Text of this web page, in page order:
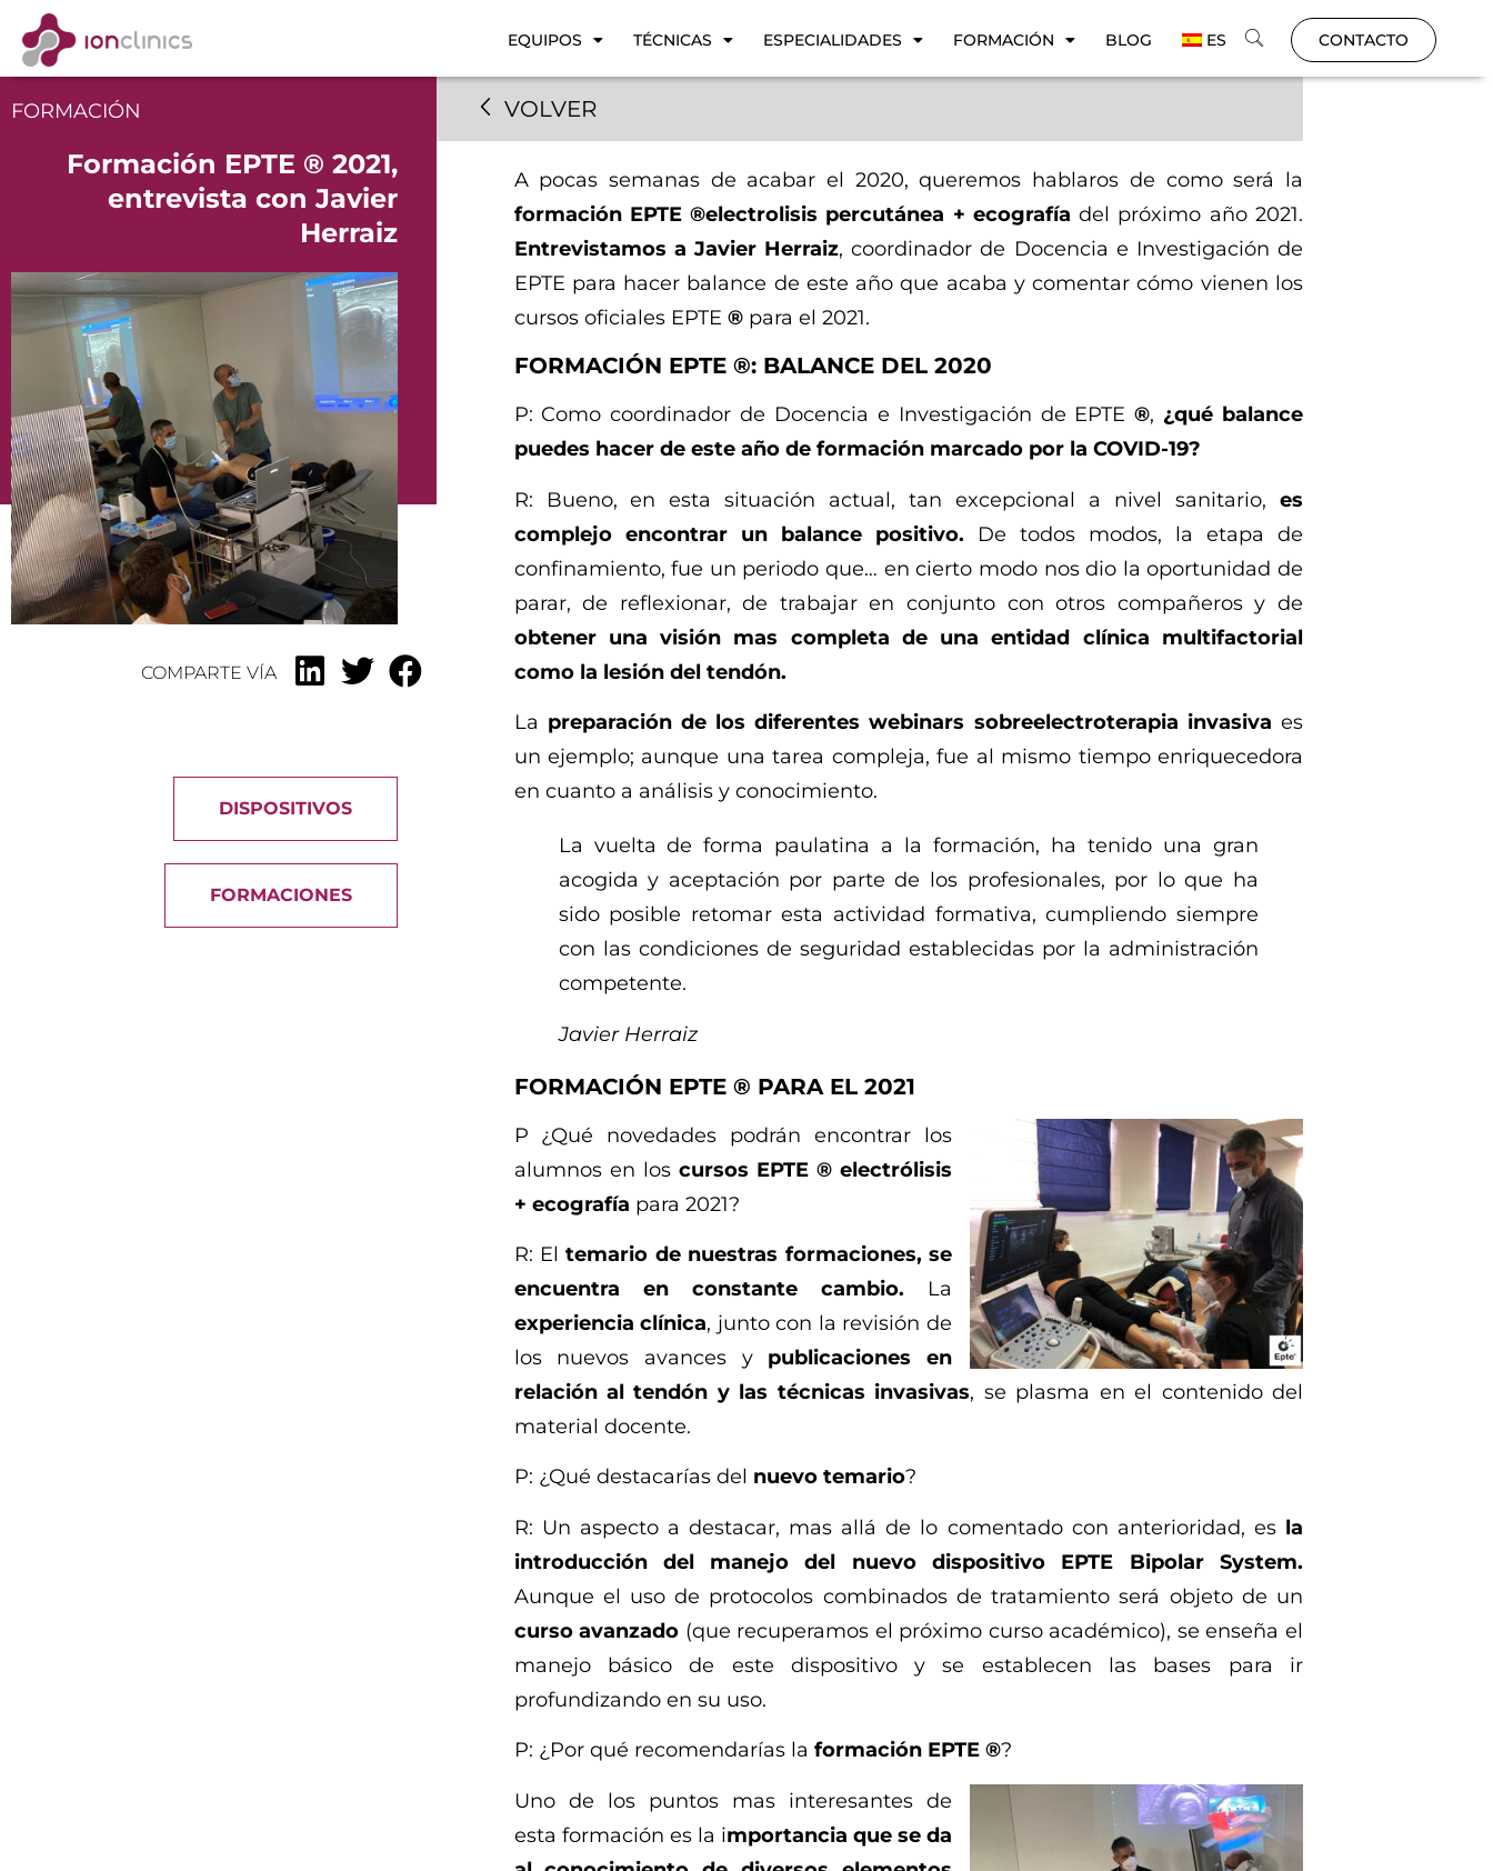
EQUIPOS TÉCNICAS ESPECIALIDADES FORMACIÓN BLOG ES CONTACTO
FORMACIÓN
Formación EPTE ® 2021,
entrevista con Javier
Herraiz
COMPARTE VÍA
DISPOSITIVOS
FORMACIONES
VOLVER
A pocas semanas de acabar el 2020, queremos hablaros de como será la
formación EPTE ®electrolisis percutánea + ecografía del próximo año 2021.
Entrevistamos a Javier Herraiz, coordinador de Docencia e Investigación de
EPTE para hacer balance de este año que acaba y comentar cómo vienen los
cursos oficiales EPTE ® para el 2021.
FORMACIÓN EPTE ®: BALANCE DEL 2020
P: Como coordinador de Docencia e Investigación de EPTE®, ¿qué balance
puedes hacer de este año de formación marcado por la COVID-19?
R: Bueno, en esta situación actual, tan excepcional a nivel sanitario, es
complejo encontrar un balance positivo. De todos modos, la etapa de
confinamiento, fue un periodo que… en cierto modo nos dio la oportunidad de
parar, de reflexionar, de trabajar en conjunto con otros compañeros y de
obtener una visión mas completa de una entidad clínica multifactorial
como la lesión del tendón.
La preparación de los diferentes webinars sobreelectroterapia invasivaes
un ejemplo; aunque una tarea compleja, fue al mismo tiempo enriquecedora
en cuanto a análisis y conocimiento.
La vuelta de forma paulatina a la formación, ha tenido una gran
acogida y aceptación por parte de los profesionales, por lo que ha
sido posible retomar esta actividad formativa, cumpliendo siempre
con las condiciones de seguridad establecidas por la administración
competente.
Javier Herraiz
FORMACIÓN EPTE ® PARA EL 2021
P ¿Qué novedades podrán encontrar los
alumnos en los cursos EPTE ® electrólisis
+ ecografía para 2021?
R: Eltemario de nuestras formaciones, se
encuentra en constante cambio. La
experiencia clínica, junto con la revisión de
los nuevos avances y publicaciones en
relación al tendón y las técnicas invasivas, se plasma en el contenido del
material docente.
P: ¿Qué destacarías del nuevo temario?
R: Un aspecto a destacar, mas allá de lo comentado con anterioridad, es la
introducción del manejo del nuevo dispositivo EPTE Bipolar System.
Aunque el uso de protocolos combinados de tratamiento será objeto de un
curso avanzado (que recuperamos el próximo curso académico), se enseña el
manejo básico de este dispositivo y se establecen las bases para ir
profundizando en su uso.
P: ¿Por qué recomendarías la formación EPTE ®?
Uno de los puntos mas interesantes de
esta formación es la importancia que se da